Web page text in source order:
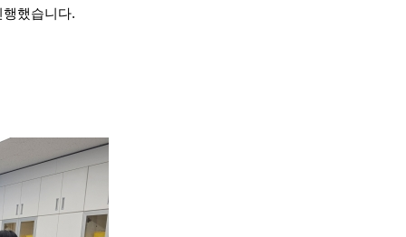
행했습니다.